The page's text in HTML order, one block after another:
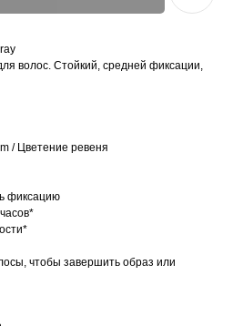
волос. Стойкий, средней фиксации,
/ Цветение ревеня
фиксацию
чтобы завершить образ или